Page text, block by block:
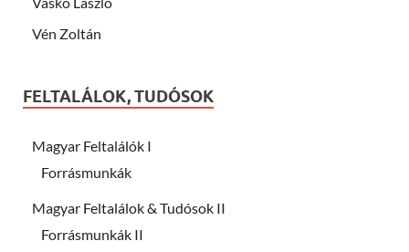
Vén Zoltán
FELTALÁLOK, TUDÓSOK
Magyar Feltalálók I
Forrásmunkák
Magyar Feltalálok & Tudósok II
Forrásmunkák II